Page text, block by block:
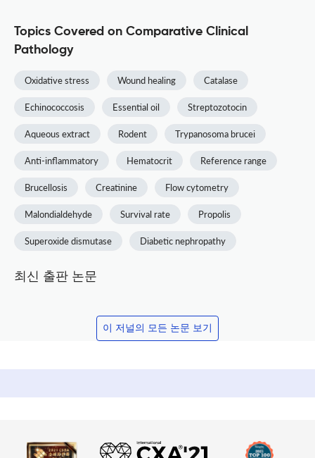
Topics Covered on Comparative Clinical
Pathology
Oxidative stress Wound healing Catalase
Echinococcosis Essential oil Streptozotocin
Aqueous extract Rodent Trypanosoma brucei
Anti-inflammatory Hematocrit Reference range
Brucellosis Creatinine Flow cytometry
Malondialdehyde Survival rate Propolis
Superoxide dismutase Diabetic nephropathy
최신 출판 논문
이 저널의 모든 논문 보기